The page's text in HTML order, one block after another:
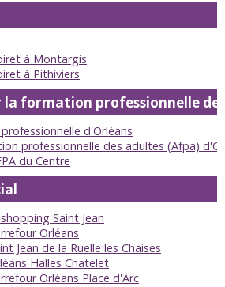
à Montargis
à Pithiviers
la formation professionnelle
d'Orléans
professionnelle des adultes (Afpa)
du Centre
Saint Jean
Orléans
Jean de la Ruelle les Chaises
Halles Chatelet
Orléans Place d'Arc